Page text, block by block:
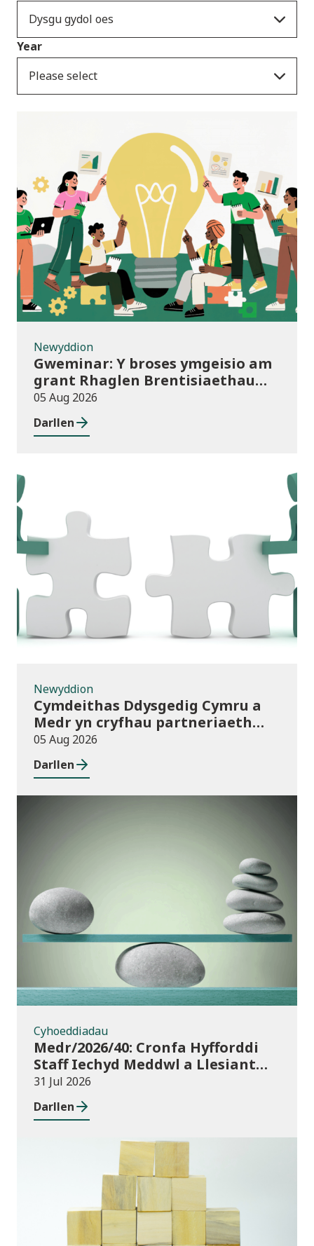
Dysgu gydol oes
Year
Please select
Newyddion
Newyddion
Gweminar: Y broses ymgeisio am
grant Rhaglen Brentisiaethau
Cymru newydd
05 Aug 2026
Darllen
Newyddion
Newyddion
Cymdeithas Ddysgedig Cymru a
Medr yn cryfhau partneriaeth
hirdymor
05 Aug 2026
Darllen
Cyhoeddiadau
Cyhoeddiadau
Medr/2026/40: Cronfa Hyfforddi
Staff Iechyd Meddwl a Llesiant
Dysgu Oedolion yn y Gymuned
31 Jul 2026
Darllen